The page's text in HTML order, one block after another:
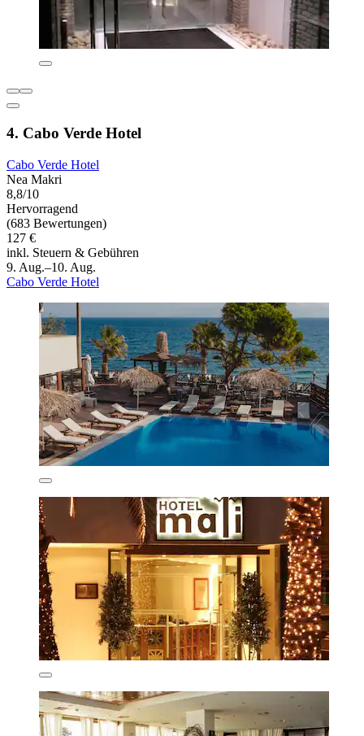
4. Cabo Verde Hotel
Cabo Verde Hotel
Nea Makri
8,8/10
Hervorragend
(683 Bewertungen)
127 €
inkl. Steuern & Gebühren
9. Aug.–10. Aug.
Cabo Verde Hotel